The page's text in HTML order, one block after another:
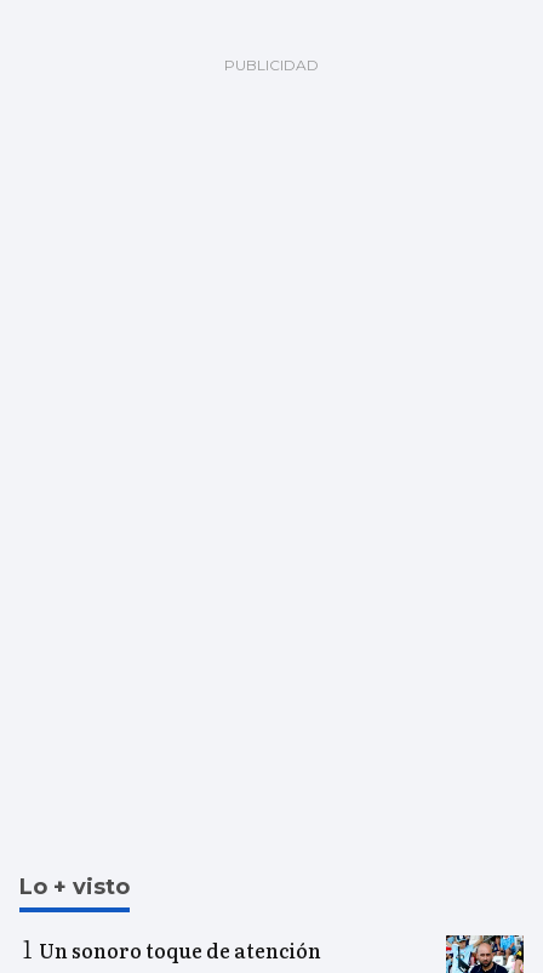
Lo + visto
Un sonoro toque de atención